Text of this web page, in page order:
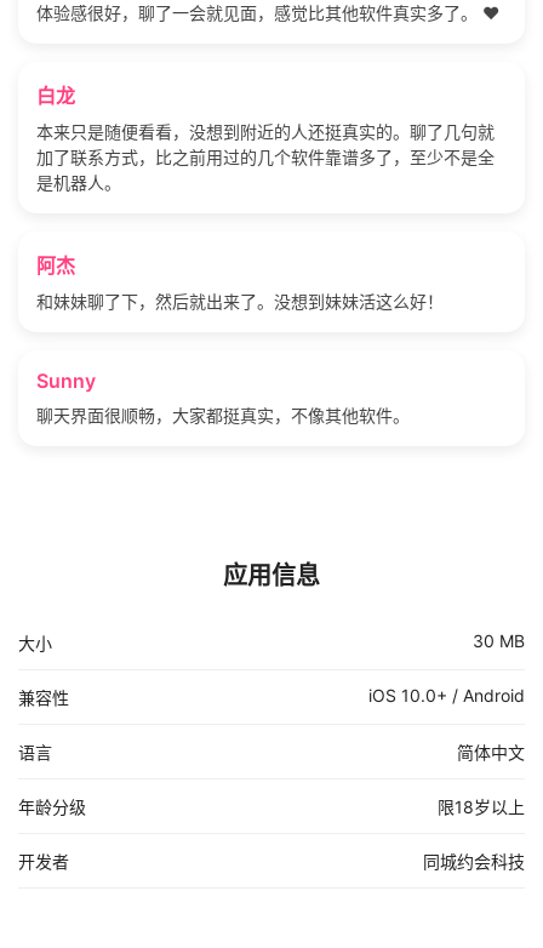
体验感很好，聊了一会就见面，感觉比其他软件真实多了。 ❤️
白龙
本来只是随便看看，没想到附近的人还挺真实的。聊了几句就
加了联系方式，比之前用过的几个软件靠谱多了，至少不是全
是机器人。
阿杰
和妹妹聊了下，然后就出来了。没想到妹妹活这么好！
Sunny
聊天界面很顺畅，大家都挺真实，不像其他软件。
应用信息
大小 30 MB
兼容性 iOS 10.0+ / Android
语言 简体中文
年龄分级 限18岁以上
开发者 同城约会科技